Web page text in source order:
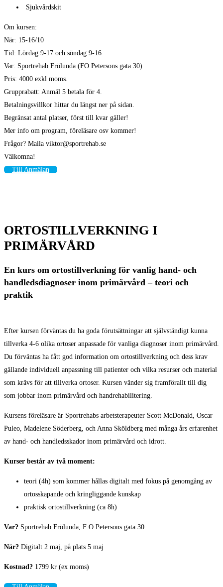
Sjukvårdskit
Om kursen:
När: 15-16/10
Tid: Lördag 9-17 och söndag 9-16
Var: Sportrehab Frölunda (FO Petersons gata 30)
Pris: 4000 exkl moms.
Grupprabatt: Anmäl 5 betala för 4.
Betalningsvillkor hittar du längst ner på sidan.
Begränsat antal platser, först till kvar gäller!
Mer info om program, föreläsare osv kommer!
Frågor? Maila viktor@sportrehab.se
Välkomna!
Till Anmälan
ORTOSTILLVERKNING I
PRIMÄRVÅRD
En kurs om ortostillverkning för vanlig hand- och
handledsdiagnoser inom primärvård – teori och
praktik
Efter kursen förväntas du ha goda förutsättningar att självständigt kunna
tillverka 4-6 olika ortoser anpassade för vanliga diagnoser inom primärvård.
Du förväntas ha fått god information om ortostillverkning och dess krav
gällande individuell anpassning till patienter och vilka resurser och material
som krävs för att tillverka ortoser. Kursen vänder sig framförallt till dig
som jobbar inom primärvård och handrehabilitering.
Kursens föreläsare är Sportrehabs arbetsterapeuter Scott McDonald, Oscar
Puleo, Madelene Söderberg, och Anna Sköldberg med många års erfarenhet
av hand- och handledsskador inom primärvård och idrott.
Kurser består av två moment:
teori (4h) som kommer hållas digitalt med fokus på genomgång av
ortosskapande och kringliggande kunskap
praktisk ortostillverkning (ca 8h)
Var? Sportrehab Frölunda, F O Petersons gata 30.
När? Digitalt 2 maj, på plats 5 maj
Kostnad? 1799 kr (ex moms)